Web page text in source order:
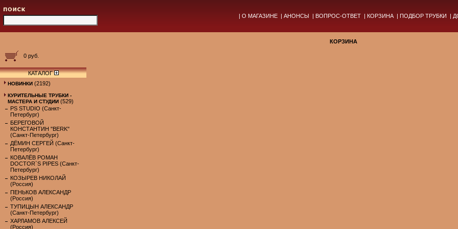
| О МАГАЗИНЕ | АНОНСЫ | ВОПРОС-ОТВЕТ | КОРЗИНА | ПОДБОР ТРУБКИ |
КОРЗИНА
0 руб.
КАТАЛОГ
НОВИНКИ (2192)
КУРИТЕЛЬНЫЕ ТРУБКИ -
МАСТЕРА И СТУДИИ (529)
PS STUDIO (Санкт-
Петербург)
БЕРЕГОВОЙ
КОНСТАНТИН "BERK"
(Санкт-Петербург)
ДЁМИН СЕРГЕЙ (Санкт-
Петербург)
КОВАЛЁВ РОМАН
DOCTOR`S PIPES (Санкт-
Петербург)
КОЗЫРЕВ НИКОЛАЙ
(Россия)
ПЕНЬКОВ АЛЕКСАНДР
(Россия)
ТУПИЦЫН АЛЕКСАНДР
(Санкт-Петербург)
ХАРЛАМОВ АЛЕКСЕЙ
(Россия)